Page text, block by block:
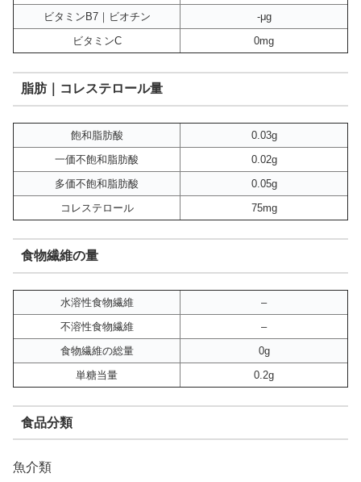
ビタミンB7｜ビオチン
-μg
ビタミンC
0mg
脂肪｜コレステロール量
飽和脂肪酸
0.03g
一価不飽和脂肪酸
0.02g
多価不飽和脂肪酸
0.05g
コレステロール
75mg
食物繊維の量
水溶性食物繊維
–
不溶性食物繊維
–
食物繊維の総量
0g
単糖当量
0.2g
食品分類
魚介類